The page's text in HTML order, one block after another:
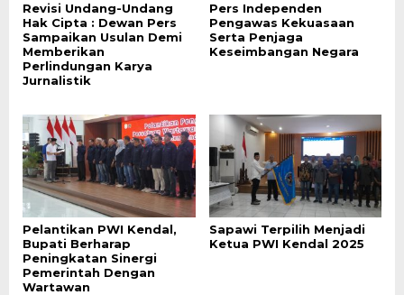
Revisi Undang-Undang
Hak Cipta : Dewan Pers
Sampaikan Usulan Demi
Memberikan
Perlindungan Karya
Jurnalistik
Pers Independen
Pengawas Kekuasaan
Serta Penjaga
Keseimbangan Negara
Pelantikan PWI Kendal,
Bupati Berharap
Peningkatan Sinergi
Pemerintah Dengan
Wartawan
Sapawi Terpilih Menjadi
Ketua PWI Kendal 2025